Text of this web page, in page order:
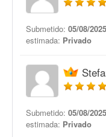
Submetido: 05/08/
estimada: Privado
Submetido: 05/08/
estimada: Privado